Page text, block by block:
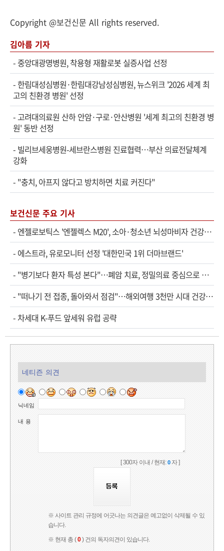
Copyright @보건신문 All rights reserved.
김아름 기자
-중앙대광명병원, 착용형 재활로봇 실증사업 선정
- 한림대성심병원·한림대강남성심병원, 뉴스위크 '2026 세계 최
고의 친환경 병원' 선정
- 고려대의료원 산하 안암·구로·안산병원 '세계 최고의 친환경 병
원' 동반 선정
- 빌리브세웅병원-세브란스병원 진료협력…부산 의료전달체계
강화
- "충치, 아프지 않다고 방치하면 치료 커진다"
보건신문 주요 기사
- 엔젤로보틱스 '엔젤렉스 M20', 소아·청소년 뇌성마비자 건강보험 확대 적용
- 에스트라, 유로모니터 선정 '대한민국 1위 더마브랜드'
- "병기보다 환자 특성 본다"…폐암 치료, 정밀의료 중심으로 진화
- "떠나기 전 접종, 돌아와서 점검"…해외여행 3천만 시대 건강관리법
- 차세대 K-푸드 앞세워 유럽 공략
네티즌 의견
닉네임
내 용
[ 300자 이내 / 현재:0자 ]
※ 사이트 관리 규정에 어긋나는 의견글은 예고없이 삭제될 수 있
습니다.
※ 현재 총 (0) 건의 독자의견이 있습니다.